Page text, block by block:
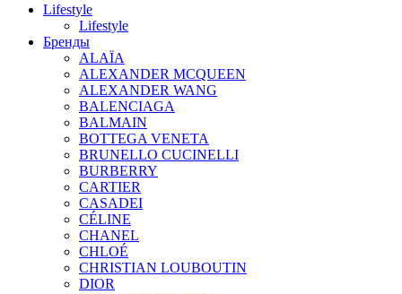
Lifestyle
Lifestyle
Бренды
ALAÏA
ALEXANDER MCQUEEN
ALEXANDER WANG
BALENCIAGA
BALMAIN
BOTTEGA VENETA
BRUNELLO CUCINELLI
BURBERRY
CARTIER
CASADEI
CÉLINE
CHANEL
CHLOÉ
CHRISTIAN LOUBOUTIN
DIOR